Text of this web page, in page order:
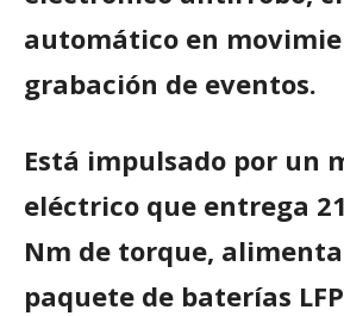
automático en
grabación de eventos.
Está impulsado por un
eléctrico que entrega
Nm de torque,
paquete de baterías